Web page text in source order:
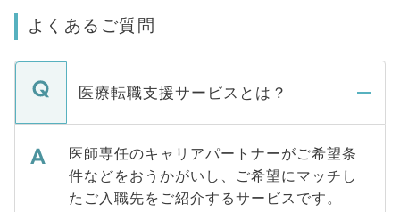
よくあるご質問
医療転職支援サービスとは？
医師専任のキャリアパートナーがご希望条
件などをおうかがいし、ご希望にマッチし
たご入職先をご紹介するサービスです。